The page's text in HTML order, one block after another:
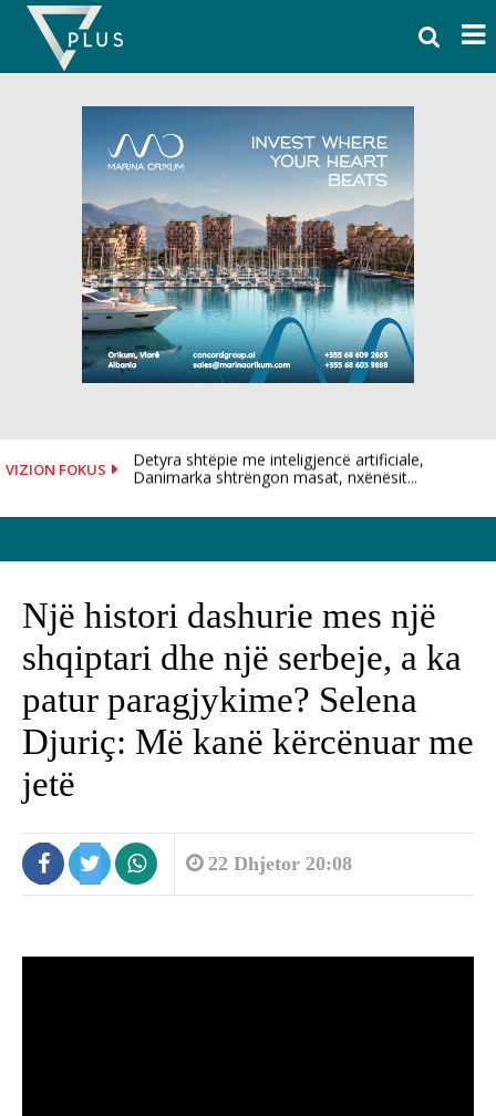
Skip
content
VIZION FOKUS
Detyra shtëpie me inteligjencë artificiale,
Danimarka shtrëngon masat, nxënësit...
Një histori dashurie mes një
shqiptari dhe një serbeje, a ka
patur paragjykime? Selena
Djuriç: Më kanë kërcënuar me
jetë
22 Dhjetor 20:08